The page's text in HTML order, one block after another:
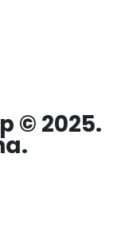
© 2025.